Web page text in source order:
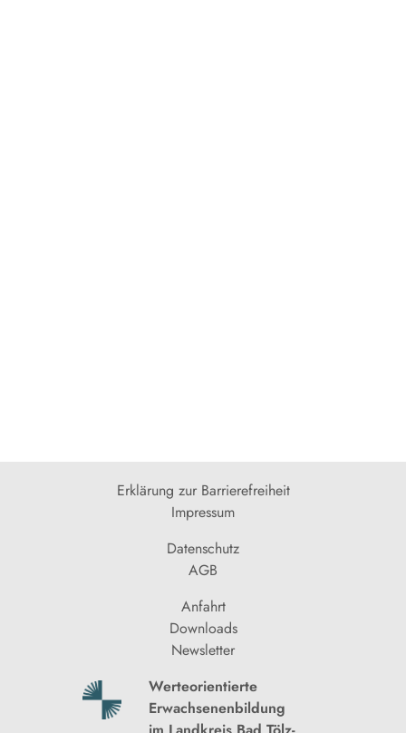
Erklärung zur Barrierefreiheit
Impressum
Datenschutz
AGB
Anfahrt
Downloads
Newsletter
Werteorientierte
Erwachsenenbildung